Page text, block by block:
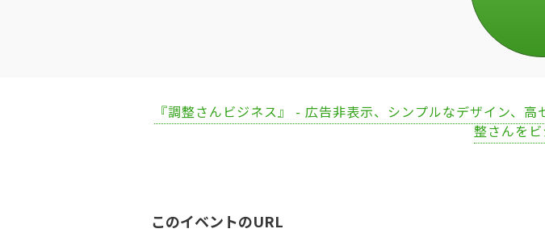
『調整さんビジネス』 - 広告非表示、シンプルなデザイン、
整さんを
このイベントのURL